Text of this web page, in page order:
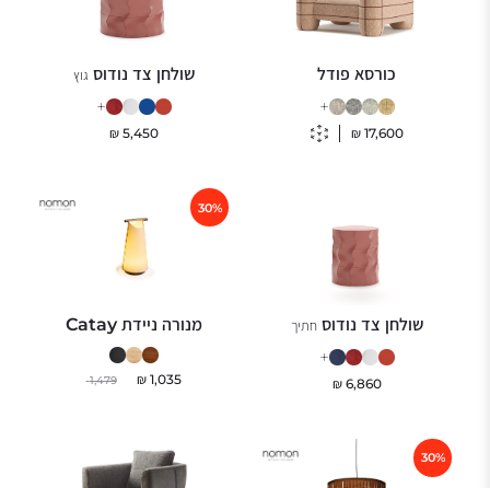
כורסא פודל
17,600
₪
+
שולחן צד נודוס גוץ
5,450
₪
+
שולחן צד נודוסחתיך
6,860
₪
+
מנורה ניידת Catay
30%
1,035
₪
1,479
30%